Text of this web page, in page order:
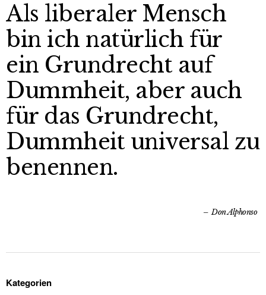
Als liberaler Mensch
bin ich natürlich für
ein Grundrecht auf
Dummheit, aber auch
für das Grundrecht,
Dummheit universal zu
benennen.
Don Alphonso
Kategorien